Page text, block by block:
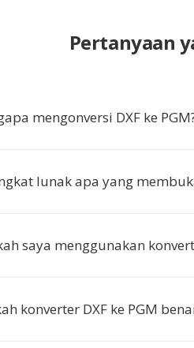
Pertanyaan
mengonversi DXF ke
lunak apa yang
saya menggunakan
konverter DXF ke PGM